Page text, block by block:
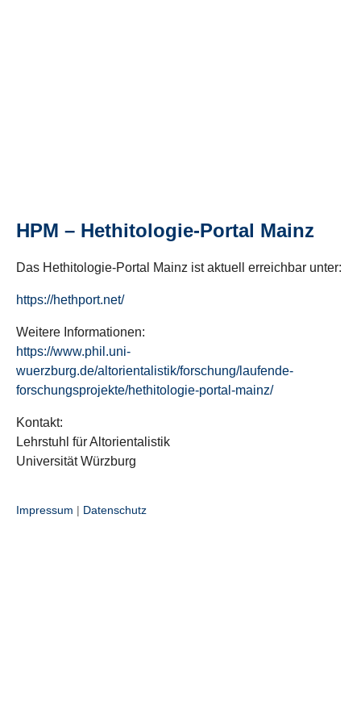
HPM – Hethitologie-Portal Mainz
Das Hethitologie-Portal Mainz ist aktuell erreichbar unter:
https://hethport.net/
Weitere Informationen:
https://www.phil.uni-
wuerzburg.de/altorientalistik/forschung/laufende-
forschungsprojekte/hethitologie-portal-mainz/
Kontakt:
Lehrstuhl für Altorientalistik
Universität Würzburg
Impressum | Datenschutz